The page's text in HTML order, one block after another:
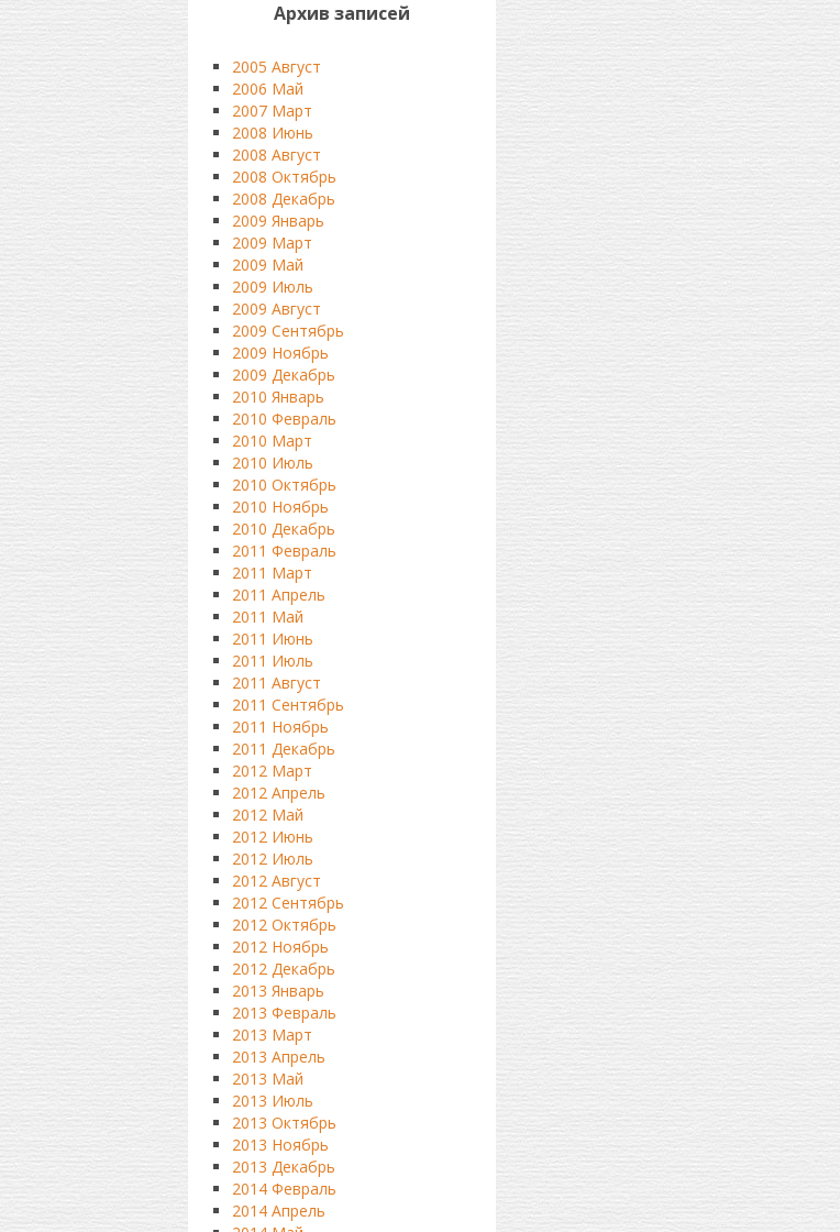
Архив записей
2005 Август
2006 Май
2007 Март
2008 Июнь
2008 Август
2008 Октябрь
2008 Декабрь
2009 Январь
2009 Март
2009 Май
2009 Июль
2009 Август
2009 Сентябрь
2009 Ноябрь
2009 Декабрь
2010 Январь
2010 Февраль
2010 Март
2010 Июль
2010 Октябрь
2010 Ноябрь
2010 Декабрь
2011 Февраль
2011 Март
2011 Апрель
2011 Май
2011 Июнь
2011 Июль
2011 Август
2011 Сентябрь
2011 Ноябрь
2011 Декабрь
2012 Март
2012 Апрель
2012 Май
2012 Июнь
2012 Июль
2012 Август
2012 Сентябрь
2012 Октябрь
2012 Ноябрь
2012 Декабрь
2013 Январь
2013 Февраль
2013 Март
2013 Апрель
2013 Май
2013 Июль
2013 Октябрь
2013 Ноябрь
2013 Декабрь
2014 Февраль
2014 Апрель